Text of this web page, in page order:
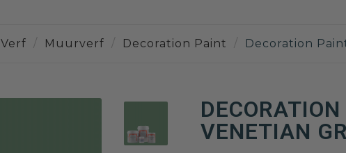
Verf Muurverf Decoration Paint Decoration
VENETIAN